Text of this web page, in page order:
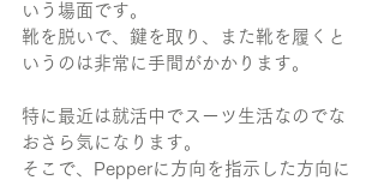
いう場面です。
靴を脱いで、鍵を取り、また靴を履くと
いうのは非常に手間がかかります。
特に最近は就活中でスーツ生活なのでな
おさら気になります。
そこで、Pepperに方向を指示した方向に